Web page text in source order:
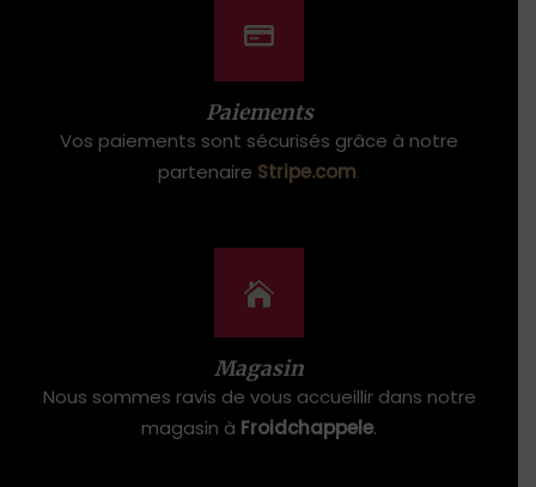
Paiements
Vos paiements sont sécurisés grâce à notre
partenaire Stripe.com.
Magasin
Nous sommes ravis de vous accueillir dans notre
magasin à Froidchappele.